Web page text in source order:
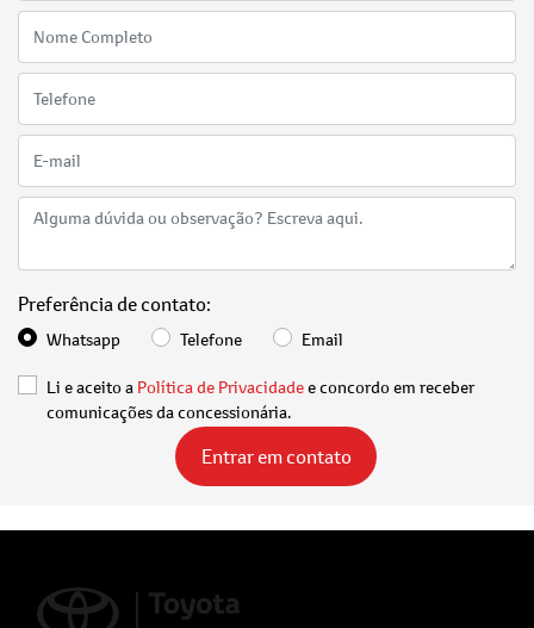
Preferência de contato:
Whatsapp Telefone Email
Li e aceito a Política de Privacidadee concordo em receber
comunicações da concessionária.
Entrar em contato